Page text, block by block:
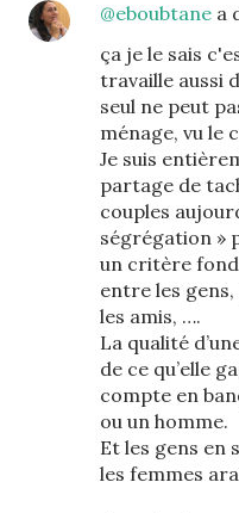
@eboubtane a
ça je le sais
travaille aussi
seul ne peut
ménage, vu le
Je suis
partage de
couples
ségrégation »
un critère
entre les
les amis, ….
La qualité
de ce qu’elle
compte en
ou un homme.
Et les gens en
les femmes